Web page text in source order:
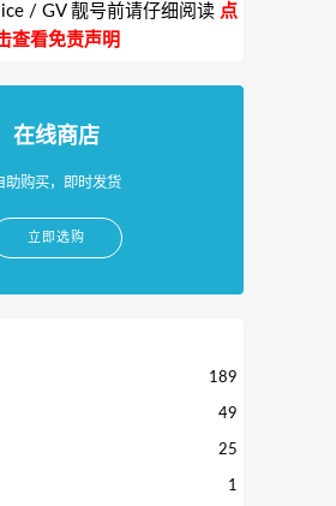
a>/
/ GV 靓号前请仔细阅读 点
查看免责声明
在线商店
助购买，即时发货
立即选购
189
49
25
1